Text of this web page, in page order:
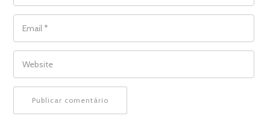
EMAIL
WEBSITE